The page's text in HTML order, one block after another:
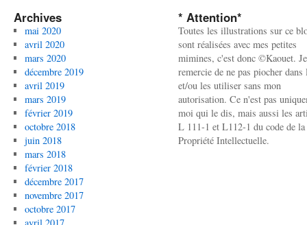
Archives
mai 2020
avril 2020
mars 2020
décembre 2019
avril 2019
mars 2019
février 2019
octobre 2018
juin 2018
mars 2018
février 2018
décembre 2017
novembre 2017
octobre 2017
* Attention*
Toutes les illustrations sur ce
sont réalisées avec mes petites
mimines, c'est donc ©Kaouet.
remercie de ne pas piocher dans
et/ou les utiliser sans mon
autorisation. Ce n'est pas
moi qui le dis, mais aussi les
L 111-1 et L112-1 du code de la
Propriété Intellectuelle.